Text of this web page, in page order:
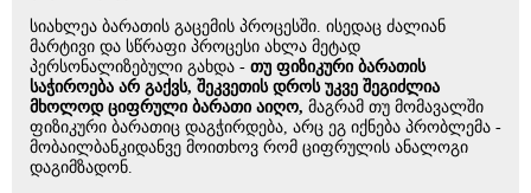
სიახლეა ბარათის გაცემის პროცესში. ისედაც ძალიან
მარტივი და სწრაფი პროცესი ახლა მეტად
პერსონალიზებული გახდა - თუ ფიზიკური ბარათის
საჭიროება არ გაქვს, შეკვეთის დროს უკვე შეგიძლია
მხოლოდ ციფრული ბარათი აიღო, მაგრამ თუ მომავალში
ფიზიკური ბარათიც დაგჭირდება, არც ეგ იქნება პრობლემა -
მობაილბანკიდანვე მოითხოვ რომ ციფრულის ანალოგი
დაგიმზადონ.